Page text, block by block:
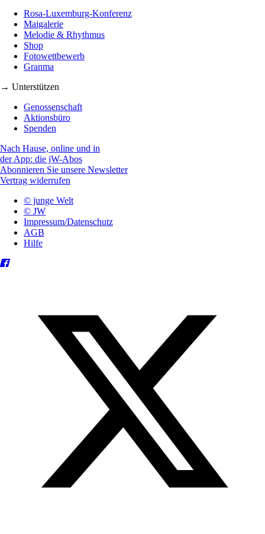
Rosa-Luxemburg-Konferenz
Maigalerie
Melodie & Rhythmus
Shop
Fotowettbewerb
Granma
→ Unterstützen
Genossenschaft
Aktionsbüro
Spenden
Nach Hause, online und in
der App: die jW-Abos
Abonnieren Sie unsere Newsletter
Vertrag widerrufen
© junge Welt
© JW
Impressum/Datenschutz
AGB
Hilfe